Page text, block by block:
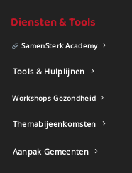
Diensten & Tools
SamenSterk Academy
Tools & Hulplijnen
Workshops Gezondheid
Themabijeenkomsten
Aanpak Gemeenten